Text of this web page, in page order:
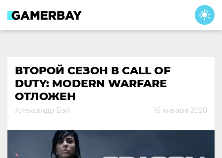
content
ВТОРОЙ СЕЗОН В CALL OF
DUTY: MODERN WARFARE
ОТЛОЖЕН
Александр Бэй 16 января 2020